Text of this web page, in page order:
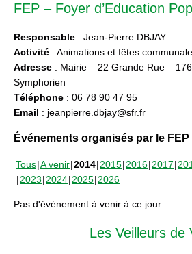
FEP – Foyer d’Education
Responsable : Jean-Pierre DBJAY
Activité : Animations et fêtes
Adresse : Mairie – 22 Grande Rue –
Symphorien
Téléphone : 06 78 90 47 95
Email : jeanpierre.dbjay@sfr.fr
Événements organisés par le FEP
Tous A venir 2014 2015 2016 2017
2023 2024 2025 2026
Pas d'événement à venir à ce jour.
Les Veilleurs de